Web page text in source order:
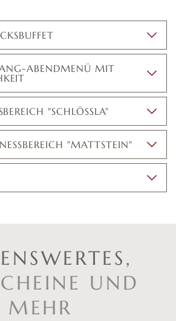
ABENDMENÜ MIT
"SCHLÖSSLA"
"MATTSTEIN"
UND
MEHR